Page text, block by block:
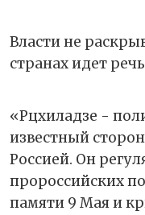
Власти не
странах идет
«Рцхиладзе -
известный
Россией. Он
пророссийских
памяти 9 Мая и